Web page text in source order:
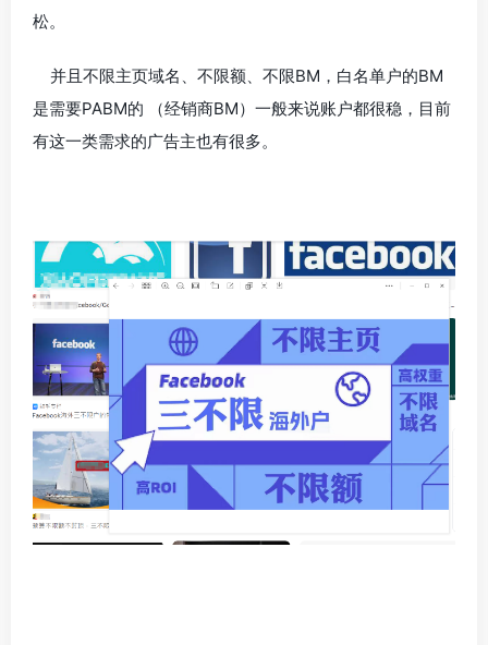
松。
并且不限主页域名、不限额、不限BM，白名单户的BM
是需要PABM的 （经销商BM）一般来说账户都很稳，目前
有这一类需求的广告主也有很多。